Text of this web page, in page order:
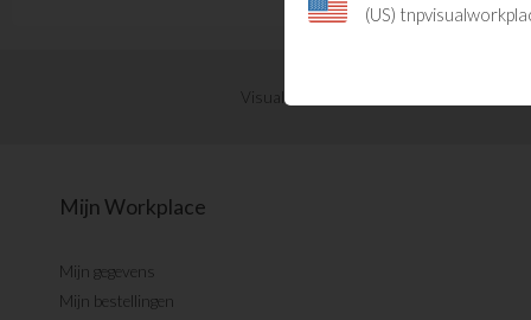
Visual Management updates ontvangen?
Mijn Workplace
Mijn gegevens
Mijn bestellingen
(US)